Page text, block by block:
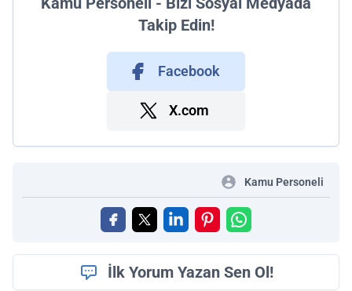
Takip Edin!
Facebook
X.com
Kamu Personeli
İlk Yorum Yazan Sen Ol!